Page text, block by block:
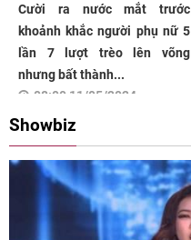
Cười ra nước mắt trước
khoảnh khắc người phụ nữ 5
lần 7 lượt trèo lên võng
nhưng bất thành...
08:00 11/05/2024
Showbiz